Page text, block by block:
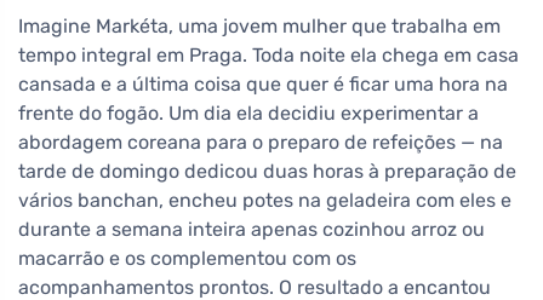
Imagine Markéta, uma jovem mulher que trabalha em
tempo integral em Praga. Toda noite ela chega em casa
cansada e a última coisa que quer é ficar uma hora na
frente do fogão. Um dia ela decidiu experimentar a
abordagem coreana para o preparo de refeições — na
tarde de domingo dedicou duas horas à preparação de
vários banchan, encheu potes na geladeira com eles e
durante a semana inteira apenas cozinhou arroz ou
macarrão e os complementou com os
acompanhamentos prontos. O resultado a encantou